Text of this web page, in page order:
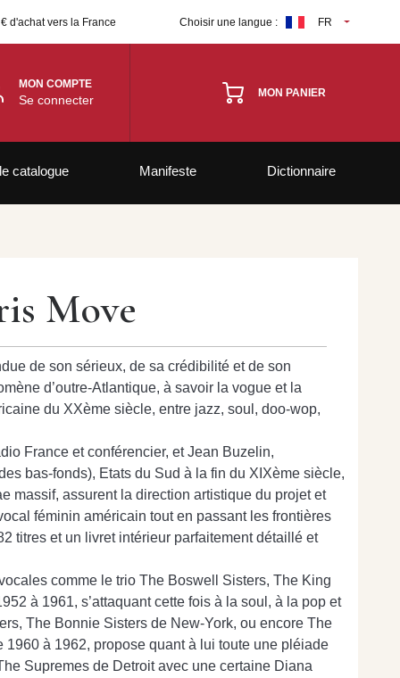
d'achat vers la France Choisir une langue : FR
MON COMPTE
Se connecter MON PANIER
catalogue Manifeste Dictionnaire
Move
de son sérieux, de sa crédibilité et de son
d’outre-Atlantique, à savoir la vogue et la
du XXème siècle, entre jazz, soul, doo-wop,
France et conférencier, et Jean Buzelin,
bas-fonds), Etats du Sud à la fin du XIXème siècle,
massif, assurent la direction artistique du projet et
féminin américain tout en passant les frontières
titres et un livret intérieur parfaitement détaillé et
comme le trio The Boswell Sisters, The King
à 1961, s’attaquant cette fois à la soul, à la pop et
The Bonnie Sisters de New-York, ou encore The
à 1962, propose quant à lui toute une pléiade
Supremes de Detroit avec une certaine Diana